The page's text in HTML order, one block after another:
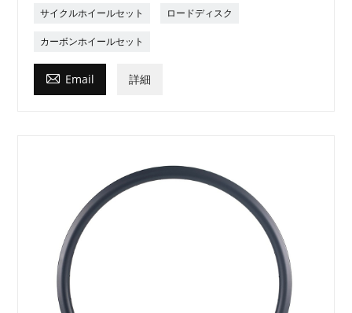
サイクルホイールセット ロードディスク
カーボンホイールセット
 Email 詳細